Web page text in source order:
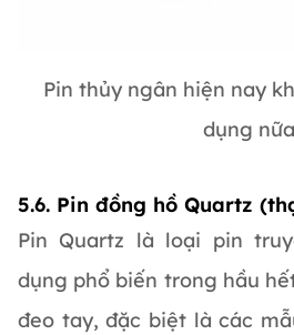
Pin thủy ngân hiện nay
dụng nữa
5.6. Pin đồng hồ Quartz
Pin Quartz là loại pin
dụng phổ biến trong hầu
đeo tay, đặc biệt là các